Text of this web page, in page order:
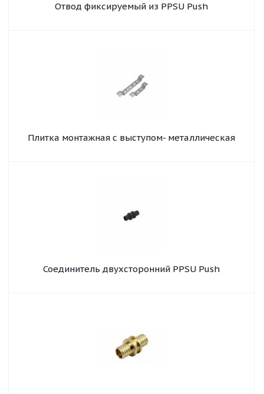
Отвод фиксируемый из PPSU Push
Плитка монтажная с выступом- металлическая
Соединитель двухсторонний PPSU Push